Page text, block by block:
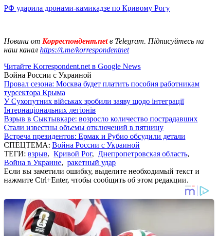
РФ ударила дронами-камикадзе по Кривому Рогу
Новини от Корреспондент.netв Telegram. Підписуйтесь на
наш канал https://t.me/korrespondentnet
Читайте Korrespondent.net в Google News
Война России с Украиной
Провал сезона: Москва будет платить пособия работникам
турсектора Крыма
У Сухопутних військах зробили заяву щодо інтеграції
Інтернаціональних легіонів
Взрыв в Сыктывкаре: возросло количество пострадавших
Стали известны объемы отключений в пятницу
Встреча президентов: Ермак и Рубио обсудили детали
СПЕЦТЕМА: Война России с Украиной
ТЕГИ: взрыв, Кривой Рог, Днепропетровская область,
Война в Украине, ракетный удар
Если вы заметили ошибку, выделите необходимый текст и
нажмите Ctrl+Enter, чтобы сообщить об этом редакции.